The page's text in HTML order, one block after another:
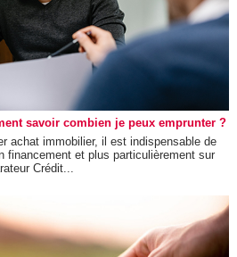
savoir combien je peux emprunter ?
achat immobilier, il est indispensable de
financement et plus particulièrement sur
Crédit...